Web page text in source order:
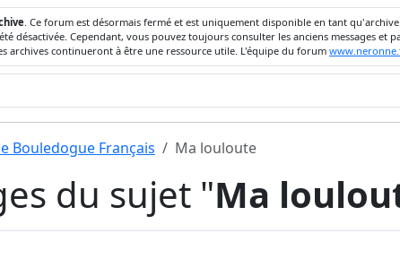
. Ce forum est désormais fermé et est uniquement disponible en tant
désactivée. Cependant, vous pouvez toujours consulter les anciens messages et
archives continueront à être une ressource utile. L'équipe du forum
Bouledogue Français Ma louloute
du sujet "Ma